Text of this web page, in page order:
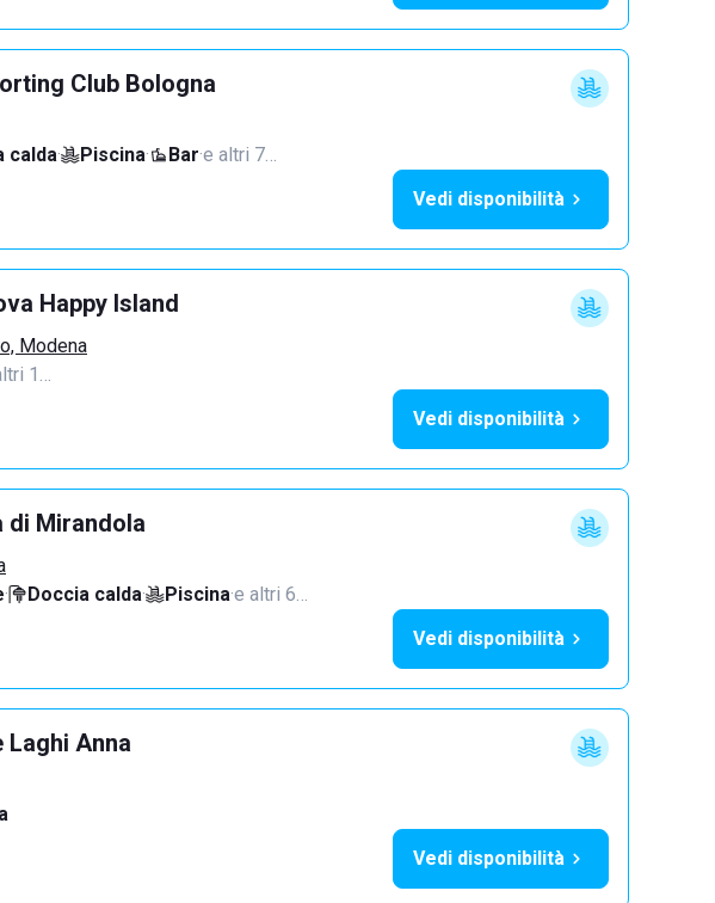
Club Bologna
calda· Piscina· Bar·e altri 7…
Vedi disponibilità
Happy Island
Modena
1…
Vedi disponibilità
di Mirandola
· Doccia calda· Piscina·e altri 6…
Vedi disponibilità
Laghi Anna
Vedi disponibilità